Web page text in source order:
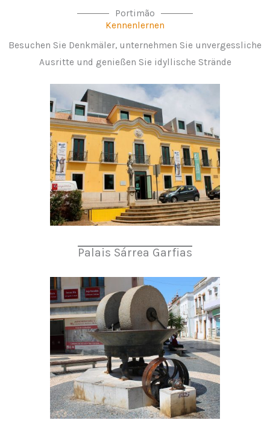
Portimão
Kennenlernen
Besuchen Sie Denkmäler, unternehmen Sie unvergessliche
Ausritte und genießen Sie idyllische Strände
Palais Sárrea Garfias